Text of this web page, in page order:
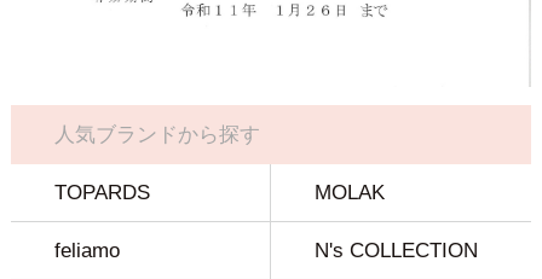
人気ブランドから探す
TOPARDS MOLAK
feliamo N's COLLECTION